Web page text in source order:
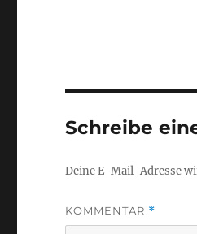
Schreibe
Deine E-Mail-Adresse
KOMMENTAR *